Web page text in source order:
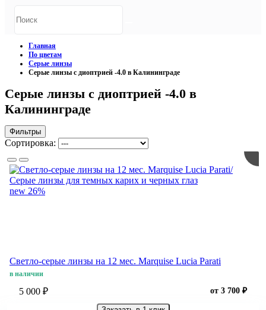
Главная
По цветам
Серые линзы
Серые линзы с диоптрией -4.0 в Калининграде
Серые линзы с диоптрией -4.0 в
Калининграде
Фильтры
Сортировка:
new 26%
Светло-серые линзы на 12 мес. Marquise Lucia Parati
в наличии
5 000 ₽ от 3 700 ₽